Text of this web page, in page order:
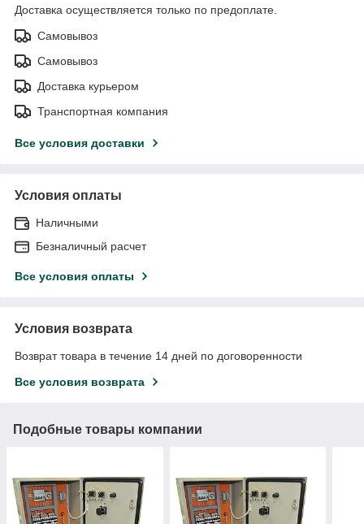
Доставка осуществляется только по предоплате.
Самовывоз
Самовывоз
Доставка курьером
Транспортная компания
Все условия доставки
Условия оплаты
Наличными
Безналичный расчет
Все условия оплаты
Условия возврата
Возврат товара в течение 14 дней по договоренности
Все условия возврата
Подобные товары компании